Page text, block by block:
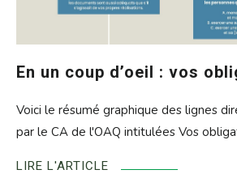
En un coup d’oeil : vos
Voici le résumé graphique des lignes
par le CA de l'OAQ intitulées Vos
LIRE L'ARTICLE